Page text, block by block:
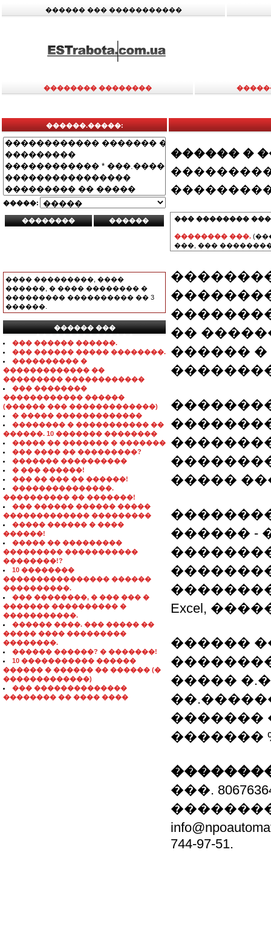
������ ��� �����������
�������� ��������
������.�����:
�����:
���� ���������, ����
������, � ���� �������� �
��������� ���������� �� 3
������.
������ ���
���������������
��� ������ ������.
��� ������ ����� ��������.
���������� �
������������� ��
��������� ������������
��� ��������
������������ ������
(������ ��� �������������)
� ����� �������������
�������� � ����������� ��
������. 10 ������� ��������
����� �� ������� � �������
��� ���� �� ���������?
������� ����������
� ��� ������!
��� �� ��� �� ������!
���������������.
���������� �� �������!
��� ������ ������ �����
������������� ���������
����� ������ � ����
������!
����� �� ���������
��������� �����������
��������!?
10 ��������
���������������� ������
����������.
��� ��������, � ��� ��� �
������� ���������� �
�����������.
������ ����. ��� ����� ��
����� ���� ���������
��������.
������ ������? � �������!
10 ����������� ������
������ � ������ �� ������ (�
�������������)
��� ��������������
�������� �� ���� ����
������ �
��� ��������
�������� ���.
���, ���
��
������
�����
������ -
Excel,
������
�����
�������
�������
���.
744-97-51.